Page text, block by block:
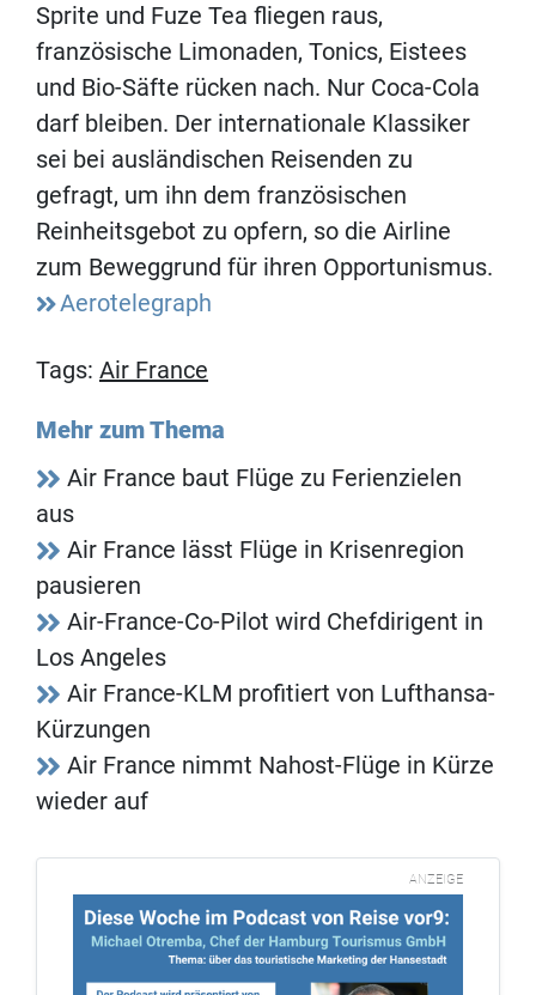
Sprite und Fuze Tea fliegen raus,
französische Limonaden, Tonics, Eistees
und Bio-Säfte rücken nach. Nur Coca-Cola
darf bleiben. Der internationale Klassiker
sei bei ausländischen Reisenden zu
gefragt, um ihn dem französischen
Reinheitsgebot zu opfern, so die Airline
zum Beweggrund für ihren Opportunismus.
Aerotelegraph
Tags: Air France
Mehr zum Thema
Air France baut Flüge zu Ferienzielen
aus
Air France lässt Flüge in Krisenregion
pausieren
Air-France-Co-Pilot wird Chefdirigent in
Los Angeles
Air France-KLM profitiert von Lufthansa-
Kürzungen
Air France nimmt Nahost-Flüge in Kürze
wieder auf
ANZEIGE